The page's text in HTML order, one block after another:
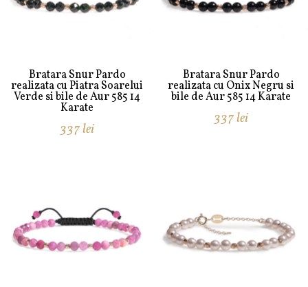
Bratara Snur Pardo
realizata cu Piatra Soarelui
Verde si bile de Aur 585 14
Karate
337lei
Bratara Snur Pardo
realizata cu Onix Negru si
bile de Aur 585 14 Karate
337lei